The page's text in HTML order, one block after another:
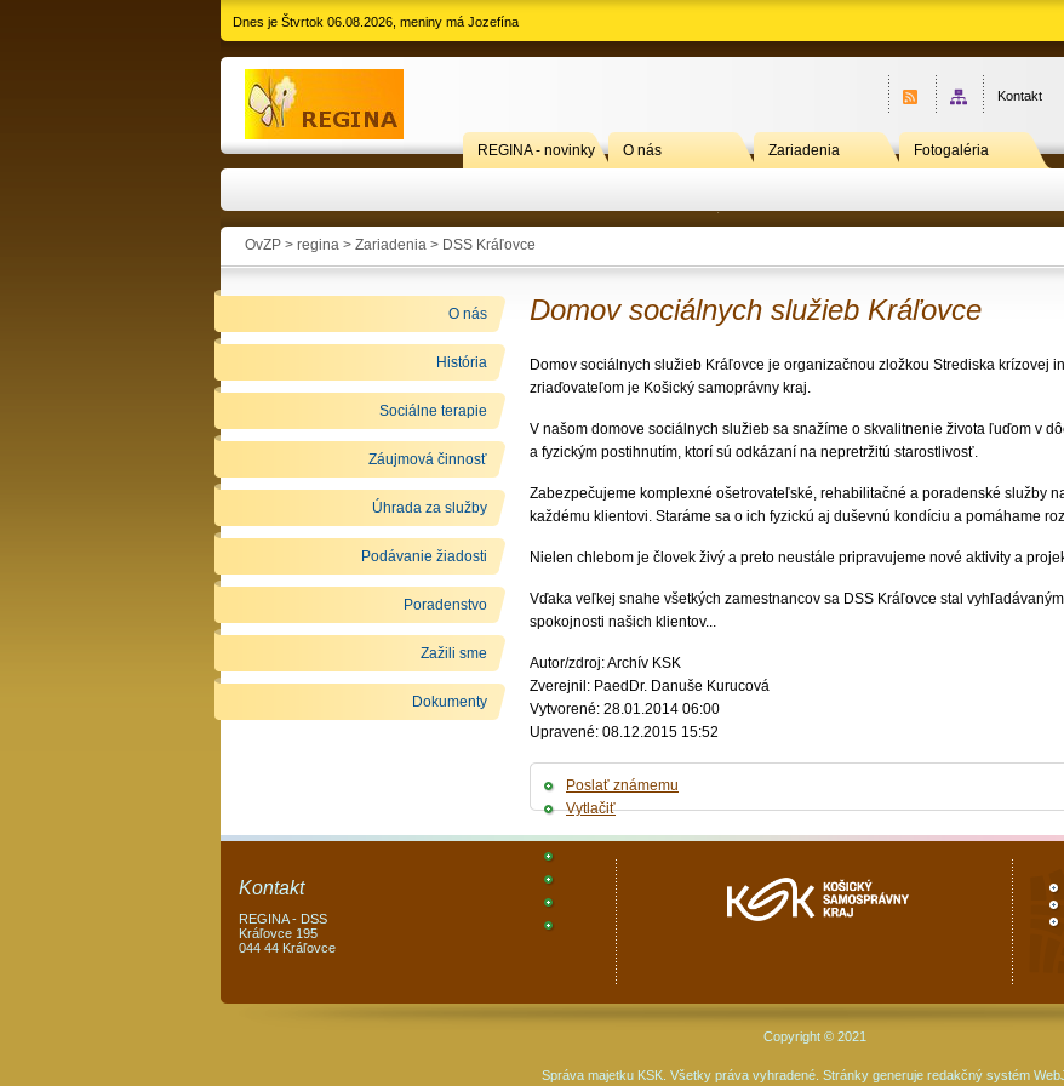
Dnes je Štvrtok 06.08.2026, meniny má Jozefína
Kontakt
REGINA - novinky O nás Zariadenia Fotogaléria
OvZP > regina > Zariadenia > DSS Kráľovce
O nás
História
Sociálne terapie
Záujmová činnosť
Úhrada za služby
Podávanie žiadosti
Poradenstvo
Zažili sme
Dokumenty
Domov sociálnych služieb Kráľovce
Domov sociálnych služieb Kráľovce je organizačnou zložkou Strediska krízovej
zriaďovateľom je Košický samoprávny kraj.
V našom domove sociálnych služieb sa snažíme o skvalitnenie života ľuďom v
a fyzickým postihnutím, ktorí sú odkázaní na nepretržitú starostlivosť.
Zabezpečujeme komplexné ošetrovateľské, rehabilitačné a poradenské služby
každému klientovi. Staráme sa o ich fyzickú aj duševnú kondíciu a pomáhame
Nielen chlebom je človek živý a preto neustále pripravujeme nové aktivity a
Vďaka veľkej snahe všetkých zamestnancov sa DSS Kráľovce stal
spokojnosti našich klientov...
Autor/zdroj: Archív KSK
Zverejnil: PaedDr. Danuše Kurucová
Vytvorené: 28.01.2014 06:00
Upravené: 08.12.2015 15:52
Poslať známemu
Vytlačiť
Kontakt
REGINA - DSS
Kráľovce 195
044 44 Kráľovce
Copyright © 2021
Správa majetku KSK. Všetky práva vyhradené. Stránky generuje redakčný systém